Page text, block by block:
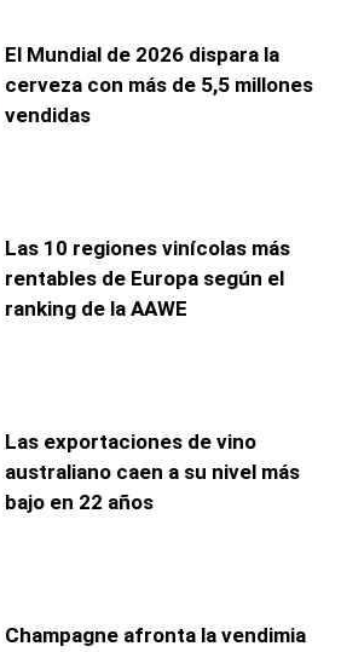
El Mundial de 2026 dispara la
cerveza con más de 5,5 millones
vendidas
Las 10 regiones vinícolas más
rentables de Europa según el
ranking de la AAWE
Las exportaciones de vino
australiano caen a su nivel más
bajo en 22 años
Champagne afronta la vendimia